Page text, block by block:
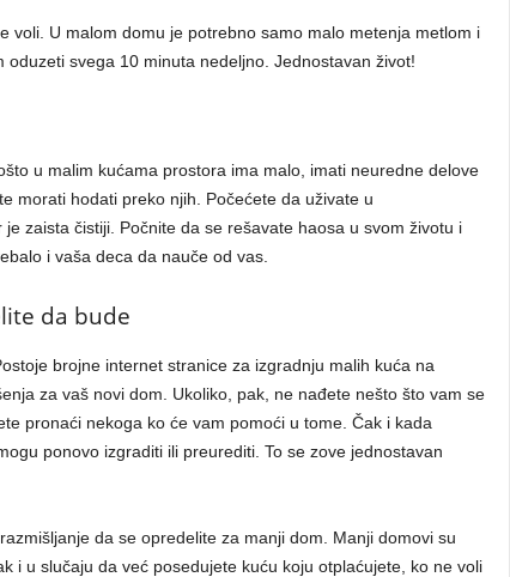
voli. U malom domu je potrebno samo malo metenja metlom i
oduzeti svega 10 minuta nedeljno. Jednostavan život!
u malim kućama prostora ima malo, imati neuredne delove
morati hodati preko njih. Počećete da uživate u
zaista čistiji. Počnite da se rešavate haosa u svom životu i
i vaša deca da nauče od vas.
da bude
brojne internet stranice za izgradnju malih kuća na
za vaš novi dom. Ukoliko, pak, ne nađete nešto što vam se
pronaći nekoga ko će vam pomoći u tome. Čak i kada
ponovo izgraditi ili preurediti. To se zove jednostavan
da se opredelite za manji dom. Manji domovi su
i u slučaju da već posedujete kuću koju otplaćujete, ko ne voli